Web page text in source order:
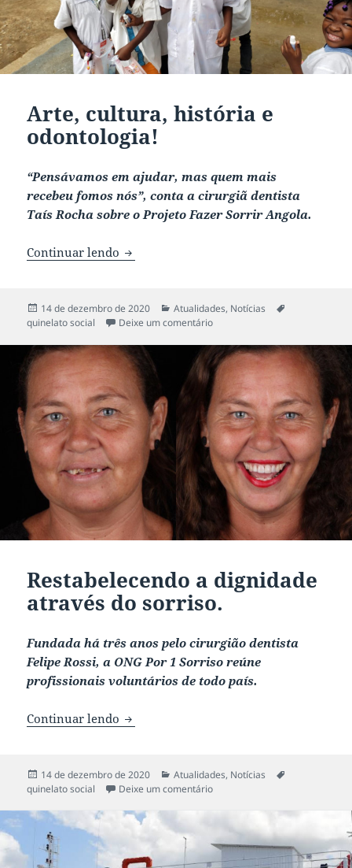
Arte, cultura, história e
odontologia!
“Pensávamos em ajudar, mas quem mais
recebeu fomos nós”, conta a cirurgiã dentista
Taís Rocha sobre o Projeto Fazer Sorrir Angola.
Continuar lendo Arte, cultura, história e odontologia!
Publicado
em
14 de dezembro de 2020 Categorias
Atualidades, Notícias
quinelato social
Deixe um comentário
Restabelecendo a dignidade
através do sorriso.
Fundada há três anos pelo cirurgião dentista
Felipe Rossi, a ONG Por 1 Sorriso reúne
profissionais voluntários de todo país.
Continuar lendo Restabelecendo a dignidade através do
Publicado
em
14 de dezembro de 2020 Categorias
Atualidades, Notícias
quinelato social
Deixe um comentário